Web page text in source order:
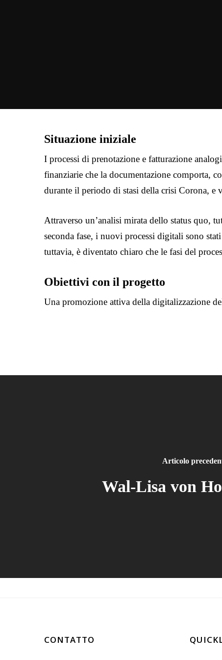
Situazione iniziale
I processi di prenotazione e fatturazione
finanziarie che la documentazione comporta,
durante il periodo di stasi della crisi Corona,
Attraverso un’analisi mirata dello status quo,
seconda fase, i nuovi processi digitali sono
tuttavia, è diventato chiaro che le fasi del
Obiettivi con il progetto
Una promozione attiva della digitalizzazione
Articolo
Wal-Lisa von
CONTATTO